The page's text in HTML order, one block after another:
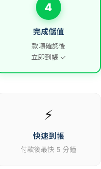
4
完成儲值
款項確認後
立即到帳 ✓
⚡
快速到帳
付款後最快 5 分鐘